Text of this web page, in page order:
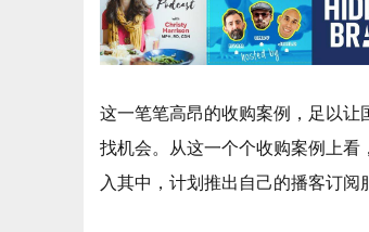
这一笔笔高昂的收购案例，足以
找机会。从这一个个收购案例上
入其中，计划推出自己的播客订阅